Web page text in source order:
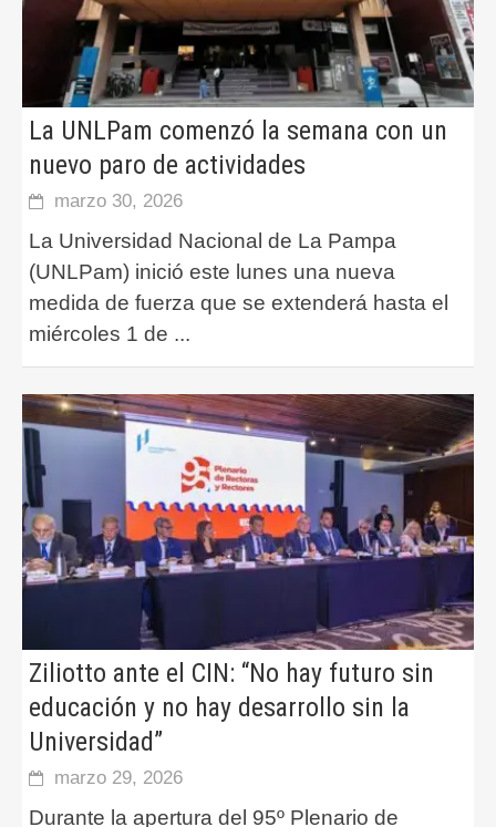
La UNLPam comenzó la semana con un
nuevo paro de actividades
marzo 30, 2026
La Universidad Nacional de La Pampa
(UNLPam) inició este lunes una nueva
medida de fuerza que se extenderá hasta el
miércoles 1 de ...
Ziliotto ante el CIN: “No hay futuro sin
educación y no hay desarrollo sin la
Universidad”
marzo 29, 2026
Durante la apertura del 95º Plenario de